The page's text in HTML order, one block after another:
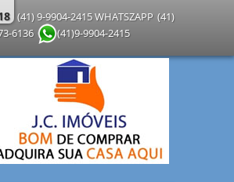
(41) 9-9904-2415 WHATSZAPP (41)
6136
(41)9-9904-2415